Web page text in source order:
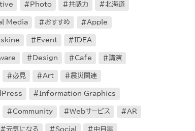
Photo 共感力 北海道
Media おすすめ Apple
Event IDEA
Design Cafe 講演
必見 Art 震災関連
Information Graphics
Community Webサービス AR
元気になる Social 中目黒